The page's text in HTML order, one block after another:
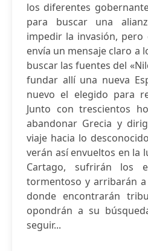
los diferentes
para buscar una
impedir la invasión, pero
envía un mensaje claro a
buscar las fuentes del
fundar allí una nueva
nuevo el elegido para
Junto con trescientos
abandonar Grecia y
viaje hacia lo
verán así envueltos en la
Cartago, sufrirán los
tormentoso y arribarán
donde encontrarán
opondrán a su
seguir...